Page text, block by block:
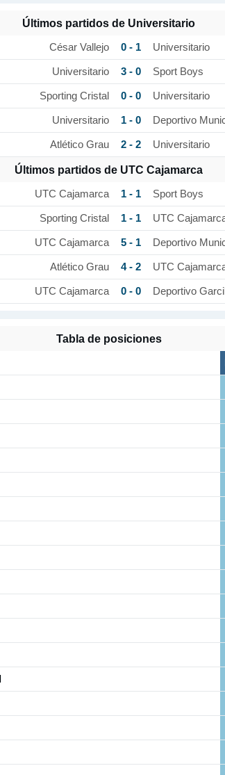
Últimos partidos de Universitario
César Vallejo 0 - 1 Universitario
Universitario 3 - 0 Sport Boys
Sporting Cristal 0 - 0 Universitario
Universitario 1 - 0 Deportivo
Atlético Grau 2 - 2 Universitario
Últimos partidos de UTC Cajamarca
UTC Cajamarca 1 - 1 Sport Boys
Sporting Cristal 1 - 1 UTC
UTC Cajamarca 5 - 1 Deportivo
Atlético Grau 4 - 2 UTC
UTC Cajamarca 0 - 0 Deportivo
Tabla de posiciones